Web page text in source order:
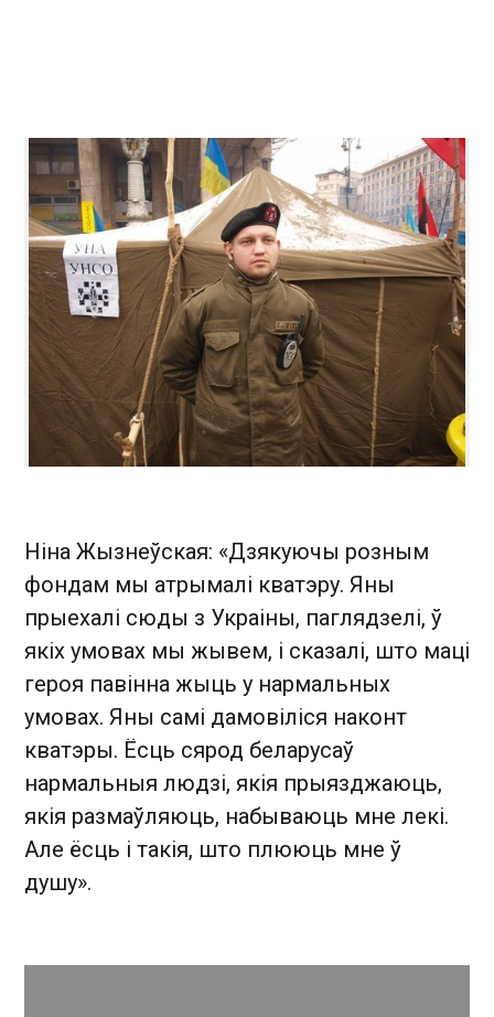
Ніна Жызнеўская: «Дзякуючы розным
фондам мы атрымалі кватэру. Яны
прыехалі сюды з Украіны, паглядзелі, ў
якіх умовах мы жывем, і сказалі, што маці
героя павінна жыць у нармальных
умовах. Яны самі дамовіліся наконт
кватэры. Ёсць сярод беларусаў
нармальныя людзі, якія прыязджаюць,
якія размаўляюць, набываюць мне лекі.
Але ёсць і такія, што плююць мне ў
душу».